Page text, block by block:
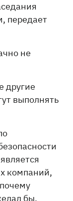
передает
не
другие
выполнять
компаний,
бы,